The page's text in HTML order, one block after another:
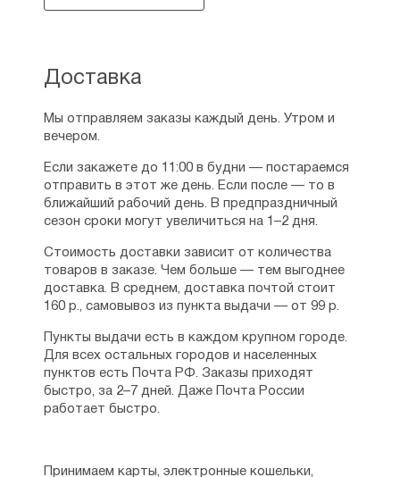
Доставка
Мы отправляем заказы каждый день. Утром и
вечером.
Если закажете до 11:00 в будни — постараемся
отправить в этот же день. Если после — то в
ближайший рабочий день. В предпраздничный
сезон сроки могут увеличиться на 1–2 дня.
Стоимость доставки зависит от количества
товаров в заказе. Чем больше — тем выгоднее
доставка. В среднем, доставка почтой стоит
160 р., самовывоз из пункта выдачи — от 99 р.
Пункты выдачи есть в каждом крупном городе.
Для всех остальных городов и населенных
пунктов есть Почта РФ. Заказы приходят
быстро, за 2–7 дней. Даже Почта России
работает быстро.
Принимаем карты, электронные кошельки,